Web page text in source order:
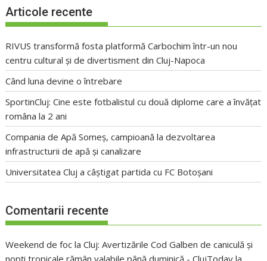
Articole recente
RIVUS transformă fosta platformă Carbochim într-un nou
centru cultural și de divertisment din Cluj-Napoca
Când luna devine o întrebare
SportinCluj: Cine este fotbalistul cu două diplome care a învățat
româna la 2 ani
Compania de Apă Someș, campioană la dezvoltarea
infrastructurii de apă și canalizare
Universitatea Cluj a câștigat partida cu FC Botoșani
Comentarii recente
Weekend de foc la Cluj: Avertizările Cod Galben de caniculă și
nopți tropicale rămân valabile până duminică - ClujToday la